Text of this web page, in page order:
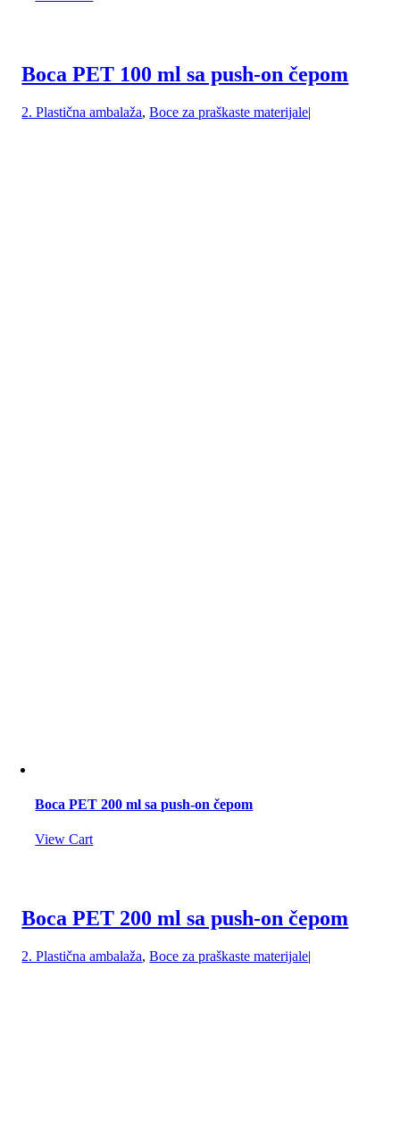
Boca PET 100 ml sa push-on čepom
2. Plastična ambalaža,Boce za praškaste materijale|
Boca PET 200 ml sa push-on čepom
View Cart
Boca PET 200 ml sa push-on čepom
2. Plastična ambalaža,Boce za praškaste materijale|